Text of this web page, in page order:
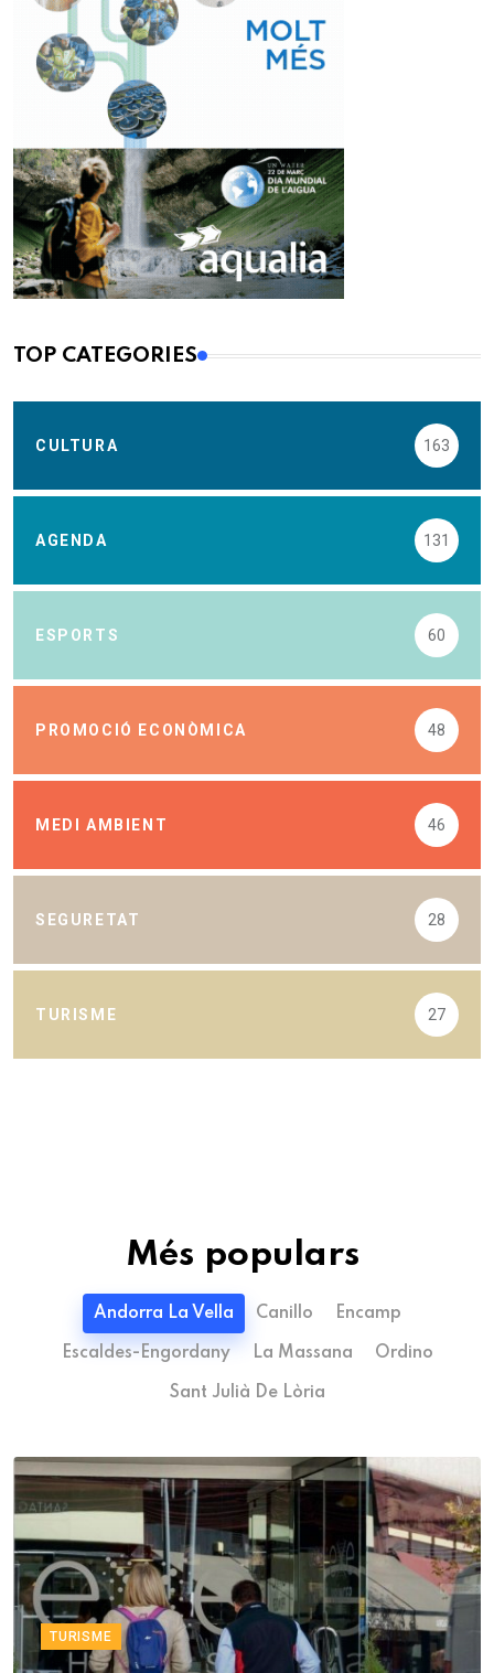
TOP CATEGORIES
CULTURA 163
AGENDA 131
ESPORTS 60
PROMOCIÓ ECONÒMICA 48
MEDI AMBIENT 46
SEGURETAT 28
TURISME 27
Més populars
Andorra La Vella Canillo Encamp
Escaldes-Engordany La Massana Ordino
Sant Julià De Lòria
TURISME